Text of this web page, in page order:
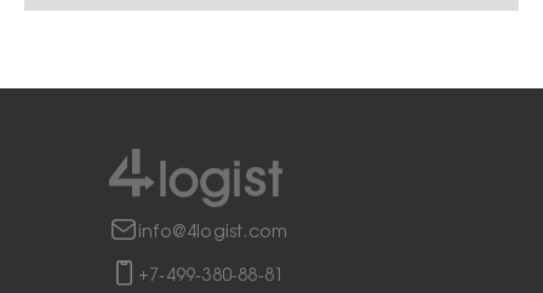
info@4logist.com
+7-499-380-88-81